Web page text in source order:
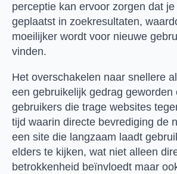
perceptie kan ervoor zorgen dat
geplaatst in zoekresultaten,
moeilijker wordt voor nieuwe
vinden.
Het overschakelen naar snellere
een gebruikelijk gedrag geworden
gebruikers die trage websites
tijd waarin directe bevrediging de
een site die langzaam laadt
elders te kijken, wat niet alleen
betrokkenheid beïnvloedt maar